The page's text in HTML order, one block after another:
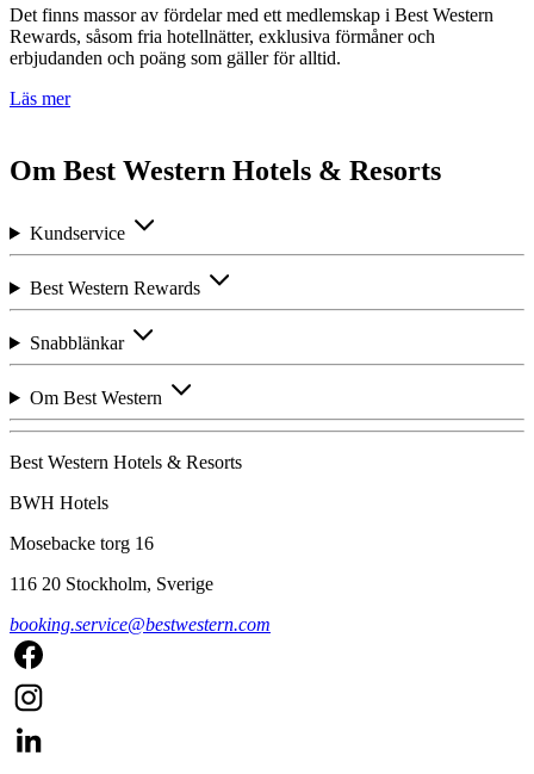
Det finns massor av fördelar med ett medlemskap i Best Western
Rewards, såsom fria hotellnätter, exklusiva förmåner och
erbjudanden och poäng som gäller för alltid.
Läs mer
Om Best Western Hotels & Resorts
Kundservice
Best Western Rewards
Snabblänkar
Om Best Western
Best Western Hotels & Resorts
BWH Hotels
Mosebacke torg 16
116 20 Stockholm, Sverige
booking.service@bestwestern.com